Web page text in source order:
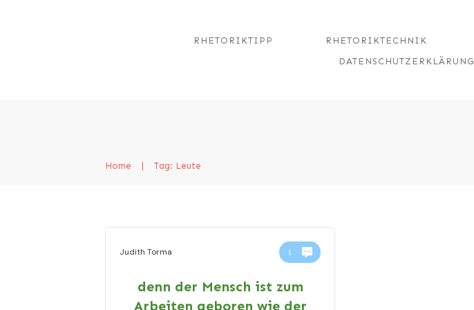
RHETORIKTIPP RHETORIKTECHNIK
DATENSCHUTZERKLÄRUNG
Home Tag: Leute
Judith Torma 1
denn der Mensch ist zum
Arbeiten geboren wie der